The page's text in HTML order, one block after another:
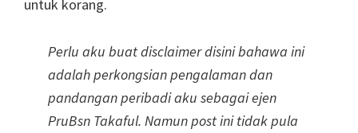
untuk korang.
Perlu aku buat disclaimer disini bahawa ini
adalah perkongsian pengalaman dan
pandangan peribadi aku sebagai ejen
PruBsn Takaful. Namun post ini tidak pula